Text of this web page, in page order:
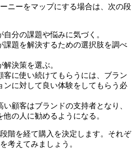
ニーをマップにする場合は、次の段
自分の課題や悩みに気づく。
課題を解決するための選択肢を調べ
解決策を選ぶ。
客に使い続けてもらうには、ブラン
ンに対して良い体験をしてもらう必
い顧客はブランドの支持者となり、
他の人に勧めるようになる。
階を経て購入を決定します。それぞ
考えてみましょう。